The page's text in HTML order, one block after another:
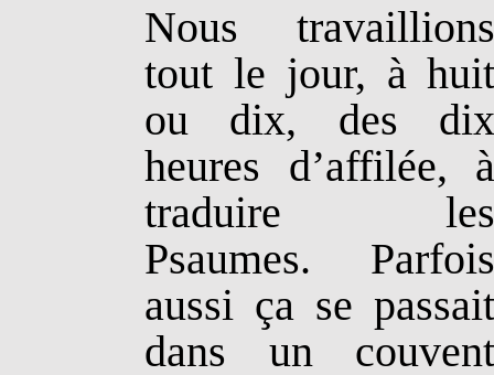
Nous
tout le jour, à
ou dix, des
heures d’affilée,
traduire
Psaumes.
aussi ça se
dans un